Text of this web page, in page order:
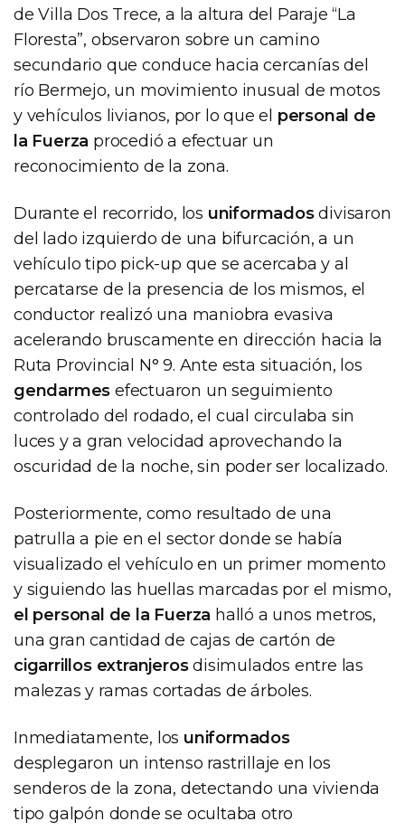
de Villa Dos Trece, a la altura del Paraje “La
Floresta”, observaron sobre un camino
secundario que conduce hacia cercanías del
río Bermejo, un movimiento inusual de motos
y vehículos livianos, por lo que el personal de
la Fuerza procedió a efectuar un
reconocimiento de la zona.
Durante el recorrido, los uniformadosdivisaron
del lado izquierdo de una bifurcación, a un
vehículo tipo pick-up que se acercaba y al
percatarse de la presencia de los mismos, el
conductor realizó una maniobra evasiva
acelerando bruscamente en dirección hacia la
Ruta Provincial N° 9. Ante esta situación, los
gendarmes efectuaron un seguimiento
controlado del rodado, el cual circulaba sin
luces y a gran velocidad aprovechando la
oscuridad de la noche, sin poder ser localizado.
Posteriormente, como resultado de una
patrulla a pie en el sector donde se había
visualizado el vehículo en un primer momento
y siguiendo las huellas marcadas por el mismo,
el personal de la Fuerza halló a unos metros,
una gran cantidad de cajas de cartón de
cigarrillos extranjerosdisimulados entre las
malezas y ramas cortadas de árboles.
Inmediatamente, los uniformados
desplegaron un intenso rastrillaje en los
senderos de la zona, detectando una vivienda
tipo galpón donde se ocultaba otro